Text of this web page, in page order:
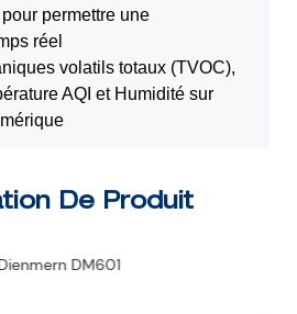
permettre une
réel
volatils totaux (TVOC),
AQI et Humidité sur
De Produit